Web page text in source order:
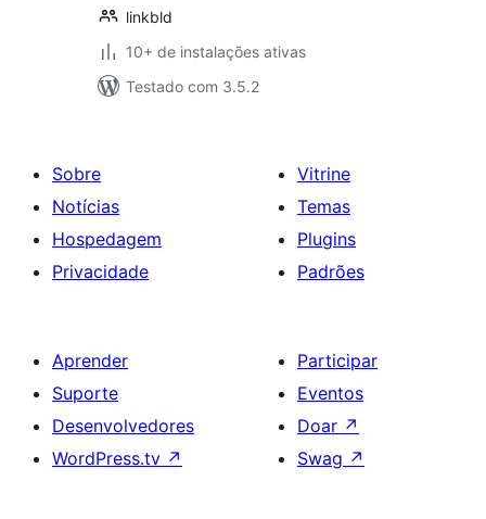
linkbld
10+ de instalações ativas
Testado com 3.5.2
Sobre
Notícias
Hospedagem
Privacidade
Vitrine
Temas
Plugins
Padrões
Aprender
Suporte
Desenvolvedores
WordPress.tv ↗
Participar
Eventos
Doar ↗
Swag ↗